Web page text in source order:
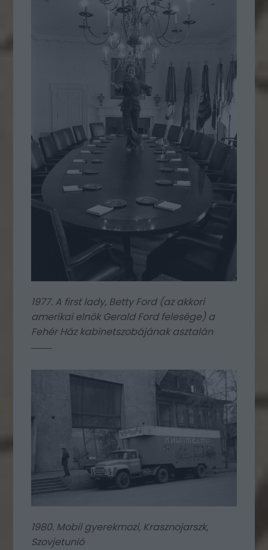
1977. A first lady, Betty Ford (az akkori
amerikai elnök Gerald Ford felesége) a
Fehér Ház kabinetszobájának asztalán
1980. Mobil gyerekmozi, Krasznojarszk,
Szovjetunió